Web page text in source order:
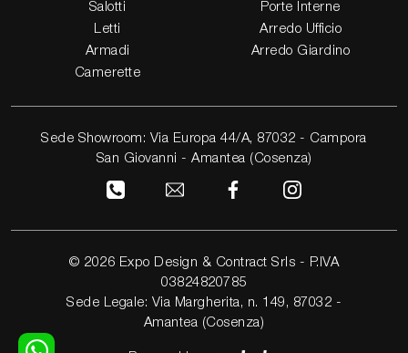
Salotti
Letti
Armadi
Camerette
Porte Interne
Arredo Ufficio
Arredo Giardino
Sede Showroom: Via Europa 44/A, 87032 - Campora
San Giovanni - Amantea (Cosenza)
© 2026 Expo Design & Contract Srls - P.IVA
03824820785
Sede Legale: Via Margherita, n. 149, 87032 -
Amantea (Cosenza)